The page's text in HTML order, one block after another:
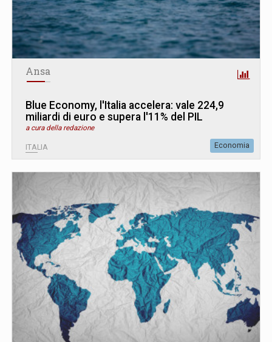
Ansa
Blue Economy, l'Italia accelera: vale 224,9
miliardi di euro e supera l'11% del PIL
a cura della redazione
ITALIA Economia